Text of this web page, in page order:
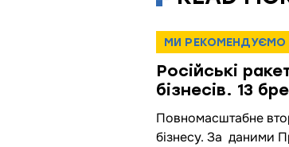
МИ РЕКОМЕНДУЄМО
Російські
бізнесів. 13
Повномасштабне
бізнесу. За даними